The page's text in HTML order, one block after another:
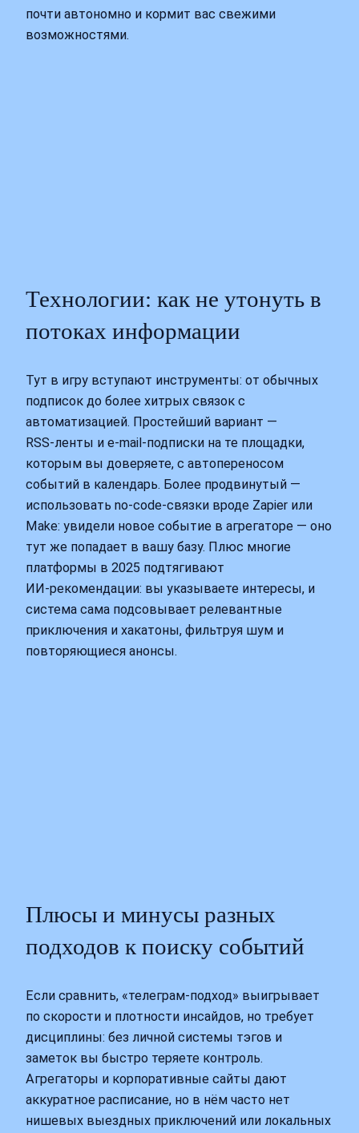
почти автономно и кормит вас свежими
возможностями.
Технологии: как не утонуть в
потоках информации
Тут в игру вступают инструменты: от обычных
подписок до более хитрых связок с
автоматизацией. Простейший вариант —
RSS‑ленты и e‑mail‑подписки на те площадки,
которым вы доверяете, с автопереносом
событий в календарь. Более продвинутый —
использовать no‑code‑связки вроде Zapier или
Make: увидели новое событие в агрегаторе — оно
тут же попадает в вашу базу. Плюс многие
платформы в 2025 подтягивают
ИИ‑рекомендации: вы указываете интересы, и
система сама подсовывает релевантные
приключения и хакатоны, фильтруя шум и
повторяющиеся анонсы.
Плюсы и минусы разных
подходов к поиску событий
Если сравнить, «телеграм‑подход» выигрывает
по скорости и плотности инсайдов, но требует
дисциплины: без личной системы тэгов и
заметок вы быстро теряете контроль.
Агрегаторы и корпоративные сайты дают
аккуратное расписание, но в нём часто нет
нишевых выездных приключений или локальных